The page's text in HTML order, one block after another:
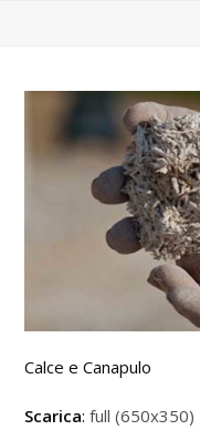
Calce e Canapulo
Scarica:full (650x350)